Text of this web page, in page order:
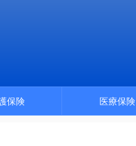
保険 医療保険